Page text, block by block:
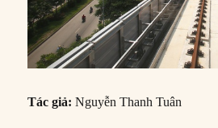
Tác giả:Nguyễn Thanh Tuân